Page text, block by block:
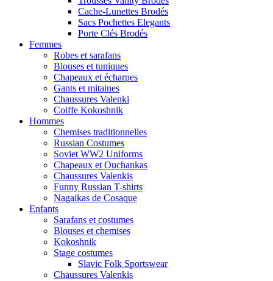
Cache-Lunettes Brodés
Sacs Pochettes Elegants
Porte Clés Brodés
Femmes
Robes et sarafans
Blouses et tuniques
Chapeaux et écharpes
Gants et mitaines
Chaussures Valenki
Coiffe Kokoshnik
Hommes
Chemises traditionnelles
Russian Costumes
Soviet WW2 Uniforms
Chapeaux et Ouchankas
Chaussures Valenkis
Funny Russian T-shirts
Nagaikas de Cosaque
Enfants
Sarafans et costumes
Blouses et chemises
Kokoshnik
Stage costumes
Slavic Folk Sportswear
Chaussures Valenkis